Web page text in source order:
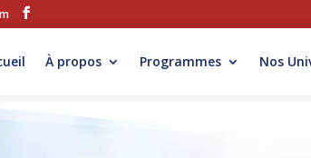
À propos Programmes Nos